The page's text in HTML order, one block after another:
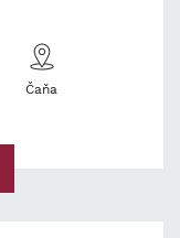
Čaňa